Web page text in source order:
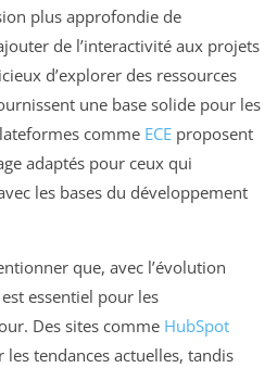
plus approfondie de
de l’interactivité aux projets
d’explorer des ressources
une base solide pour les
comme ECE proposent
adaptés pour ceux qui
les bases du développement
que, avec l’évolution
essentiel pour les
Des sites comme HubSpot
tendances actuelles, tandis